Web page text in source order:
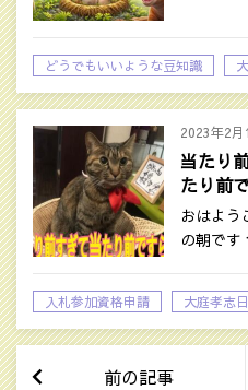
どうでもいいような豆知識
2023年2月
当たり
たり前
おはよう
の朝で
入札参加資格申請
大庭孝志
自己啓発系の話題
前の記事